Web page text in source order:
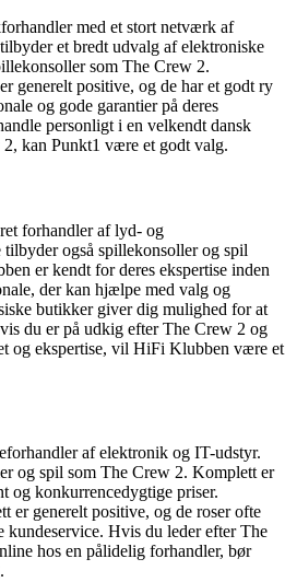
med et stort netværk af
et bredt udvalg af elektroniske
som The Crew 2.
generelt positive, og de har et godt ry
og gode garantier på deres
personligt i en velkendt dansk
kan Punkt1 være et godt valg.
forhandler af lyd- og
også spillekonsoller og spil
er kendt for deres ekspertise inden
der kan hjælpe med valg og
butikker giver dig mulighed for at
du er på udkig efter The Crew 2 og
og ekspertise, vil HiFi Klubben være et
af elektronik og IT-udstyr.
og spil som The Crew 2. Komplett er
og konkurrencedygtige priser.
er generelt positive, og de roser ofte
kundeservice. Hvis du leder efter The
hos en pålidelig forhandler, bør